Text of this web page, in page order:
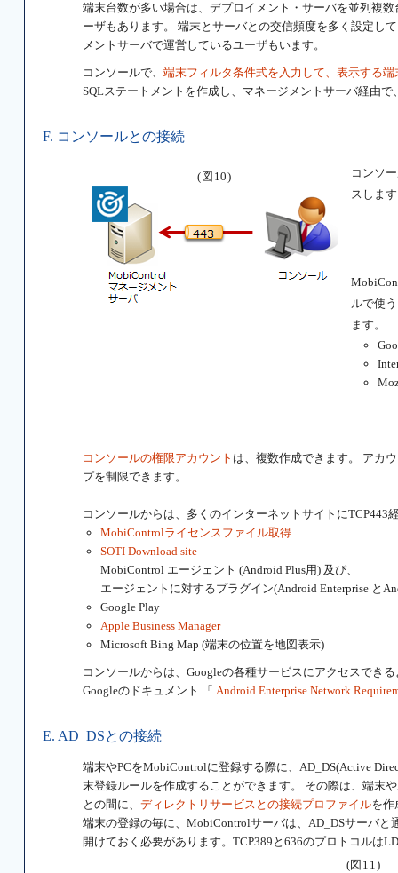
端末台数が多い場合は、デプロイメント・サーバを並列複
ーザもあります。 端末とサーバとの交信頻度を多く設定し
メントサーバで運営しているユーザもいます。
コンソールで、 端末フィルタ条件式を入力して、表示する端
SQLステートメントを作成し、マネージメントサーバ経由
F. コンソールとの接続
(図10)
コンソ
スしま
ルで使
ます。
コンソールの権限アカウント は、複数作成できます。 アカ
プを制限できます。
コンソールからは、多くのインターネットサイトにTCP443
MobiControlライセンスファイル取得
SOTI Download site
MobiControl エージェント (Android Plus用) 及び、
エージェントに対するプラグイン(Android Enterprise と
Google Play
Apple Business Manager
Microsoft Bing Map (端末の位置を地図表示)
コンソールからは、Googleの各種サービスにアクセスでき
Googleのドキュメント 「 Android Enterprise Network
E. AD_DSとの接続
端末やPCをMobiControlに登録する際に、AD_DS(Active
末登録ルールを作成することができます。 その際は、端末
との間に、 ディレクトリサービスとの接続プロファイルを作
端末の登録の毎に、MobiControlサーバは、AD_DSサーバと
開けておく必要があります。TCP389と636のプロトコルは
(図11)